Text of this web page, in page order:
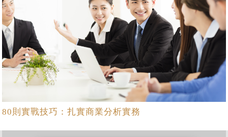
80則實戰技巧：扎實商業分析實務